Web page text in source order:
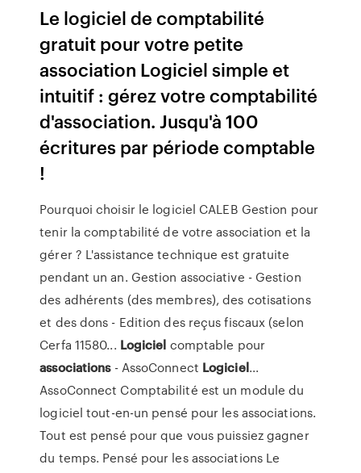
Le logiciel de comptabilité
gratuit pour votre petite
association Logiciel simple et
intuitif : gérez votre comptabilité
d'association. Jusqu'à 100
écritures par période comptable
!
Pourquoi choisir le logiciel CALEB Gestion pour
tenir la comptabilité de votre association et la
gérer ? L'assistance technique est gratuite
pendant un an. Gestion associative - Gestion
des adhérents (des membres), des cotisations
et des dons - Edition des reçus fiscaux (selon
Cerfa 11580... Logiciel comptable pour
associations- AssoConnect Logiciel...
AssoConnect Comptabilité est un module du
logiciel tout-en-un pensé pour les associations.
Tout est pensé pour que vous puissiez gagner
du temps. Pensé pour les associations Le